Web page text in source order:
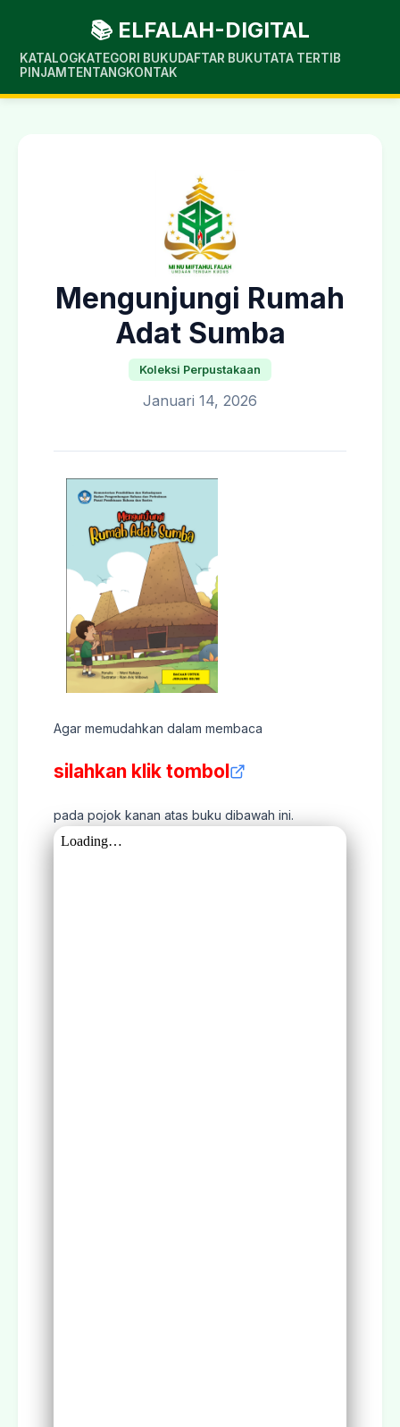
📚 ELFALAH-DIGITAL
KATALOGKATEGORI BUKUDAFTAR BUKUTATA TERTIB
PINJAM TENTANGKONTAK
Mengunjungi Rumah
Adat Sumba
Koleksi Perpustakaan
Januari 14, 2026
Agar memudahkan dalam membaca
silahkan klik tombol
pada pojok kanan atas buku dibawah ini.